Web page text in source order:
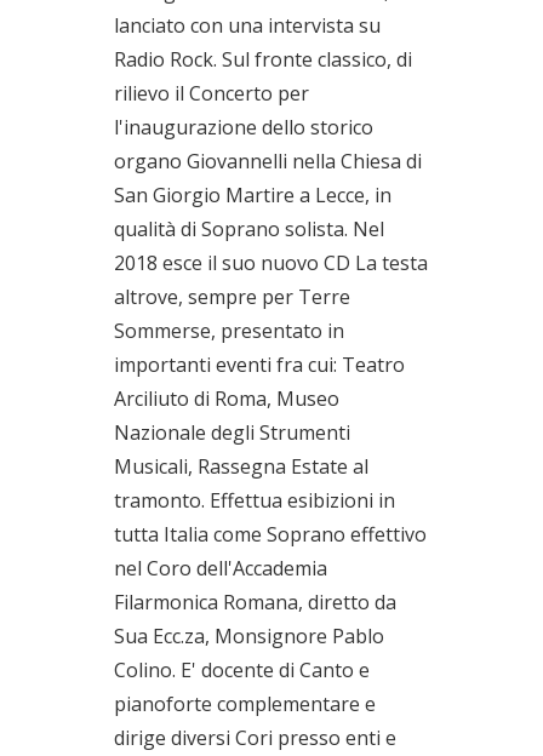
lanciato con una intervista su
Radio Rock. Sul fronte classico, di
rilievo il Concerto per
l'inaugurazione dello storico
organo Giovannelli nella Chiesa di
San Giorgio Martire a Lecce, in
qualità di Soprano solista. Nel
2018 esce il suo nuovo CD La testa
altrove, sempre per Terre
Sommerse, presentato in
importanti eventi fra cui: Teatro
Arciliuto di Roma, Museo
Nazionale degli Strumenti
Musicali, Rassegna Estate al
tramonto. Effettua esibizioni in
tutta Italia come Soprano effettivo
nel Coro dell'Accademia
Filarmonica Romana, diretto da
Sua Ecc.za, Monsignore Pablo
Colino. E' docente di Canto e
pianoforte complementare e
dirige diversi Cori presso enti e